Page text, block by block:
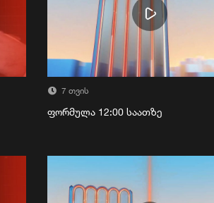
7 თვის
ფორმულა 12:00 საათზე